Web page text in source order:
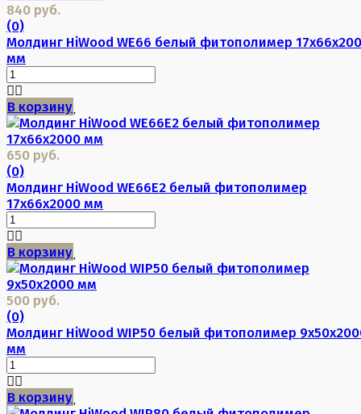
840 руб.
(0)
Молдинг HiWood WE66 белый фитополимер
мм
В корзину
650 руб.
(0)
Молдинг HiWood WE66E2 белый фитополимер
17х66х2000 мм
В корзину
500 руб.
(0)
Молдинг HiWood WIP50 белый фитополимер
мм
В корзину